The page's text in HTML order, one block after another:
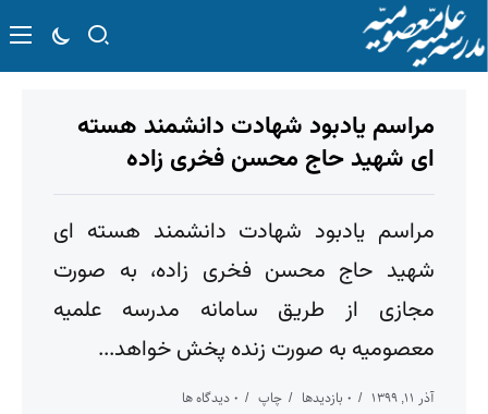
مراسم یادبود شهادت دانشمند هسته
ای شهید حاج محسن فخری زاده
مراسم یادبود شهادت دانشمند هسته ای
شهید حاج محسن فخری زاده، به صورت
مجازی از طریق سامانه مدرسه علمیه
معصومیه به صورت زنده پخش خواهد...
آذر ۱۱, ۱۳۹۹ ۰ بازدیدها چاپ ۰ دیدگاه ها